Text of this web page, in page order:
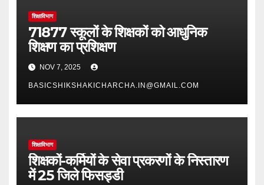
शिक्षाविभाग
71877 स्कूलों के शिक्षकों को आधुनिक
शिक्षण का प्रशिक्षण
NOV 7, 2025
BASICSHIKSHAKICHARCHA.IN@GMAIL.COM
शिक्षाविभाग
शिक्षकों-कर्मियों के सेवा प्रकरणों के निस्तारण
में 25 जिले फिसड्डी